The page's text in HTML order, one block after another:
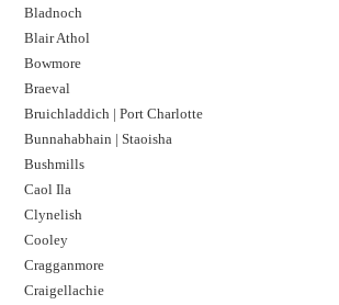
Bladnoch
Blair Athol
Bowmore
Braeval
Bruichladdich | Port Charlotte
Bunnahabhain | Staoisha
Bushmills
Caol Ila
Clynelish
Cooley
Cragganmore
Craigellachie